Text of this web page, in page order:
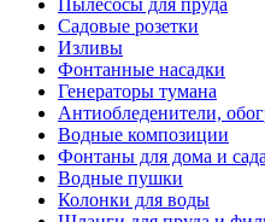
Садовые розетки
Изливы
Фонтанные насадки
Генераторы тумана
Антиобледенители,
Водные композиции
Фонтаны для дома и сада
Водные пушки
Колонки для воды